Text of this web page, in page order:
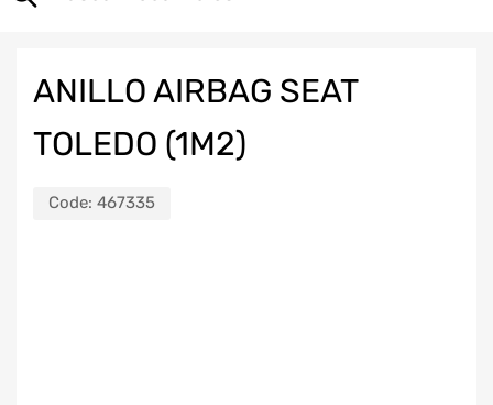
ANILLO AIRBAG SEAT
TOLEDO (1M2)
Code: 467335